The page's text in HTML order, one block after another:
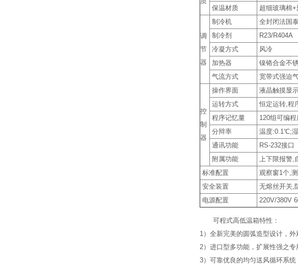
保温材质
超细玻璃棉
调
节
器
制冷机
全封闭法国
制冷剂
R23/R404A
冷凝方式
风冷
加热器
镍铬合金不
气流方式
宽带式强迫
控
制
器
操作界面
液晶触摸显
运转方式
恒定运转,程
程序记忆量
120组可编
分辩率
温度:0.1℃;
通讯功能
RS-232接口
附属功能
上下限报警,
标准配置
观察窗1个,
安全装置
无熔丝开关,
电源配置
220V/380V
可程式高低温箱特性：
1）全新完美的圆弧造型设计，
2）进口型多功能，扩展性强之
3）可靠优良的均匀送风循环系